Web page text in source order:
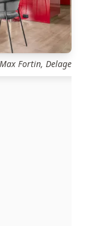
Fortin, Delage